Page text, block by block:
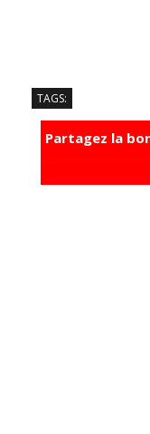
TAGS:
Partagez la